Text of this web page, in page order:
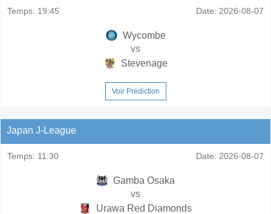
Temps: 19:45 Date: 2026-08-07
Wycombe
vs
Stevenage
Voir Prédiction
Japan J-League
Temps: 11:30 Date: 2026-08-07
Gamba Osaka
vs
Urawa Red Diamonds